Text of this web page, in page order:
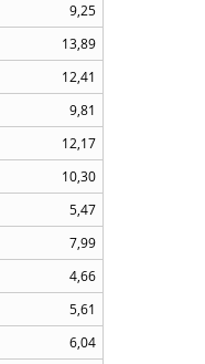
9,25
13,89
12,41
9,81
12,17
10,30
5,47
7,99
4,66
5,61
6,04